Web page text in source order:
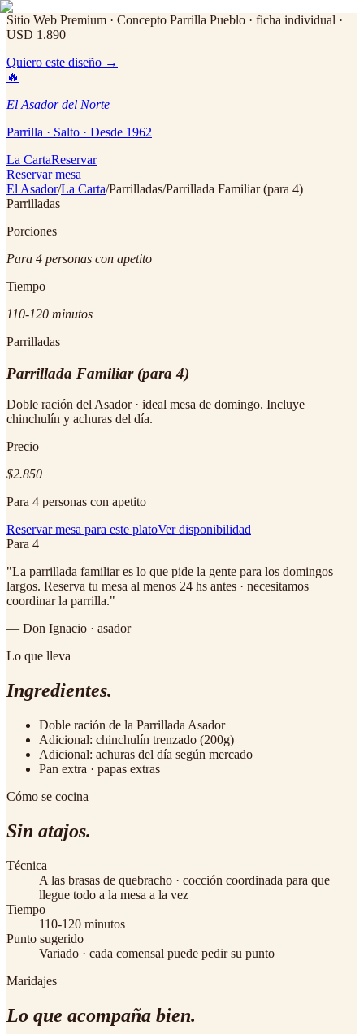
Sitio Web Premium · Concepto Parrilla Pueblo · ficha individual ·
USD 1.890
Quiero este diseño →
🔥
El Asador del Norte
Parrilla · Salto · Desde 1962
La CartaReservar
Reservar mesa
El Asador/La Carta/Parrilladas/Parrillada Familiar (para 4)
Parrilladas
Porciones
Para 4 personas con apetito
Tiempo
110-120 minutos
Parrilladas
Parrillada Familiar (para 4)
Doble ración del Asador · ideal mesa de domingo. Incluye
chinchulín y achuras del día.
Precio
$2.850
Para 4 personas con apetito
Reservar mesa para este platoVer disponibilidad
Para 4
"La parrillada familiar es lo que pide la gente para los domingos
largos. Reserva tu mesa al menos 24 hs antes · necesitamos
coordinar la parrilla."
— Don Ignacio · asador
Lo que lleva
Ingredientes.
Doble ración de la Parrillada Asador
Adicional: chinchulín trenzado (200g)
Adicional: achuras del día según mercado
Pan extra · papas extras
Cómo se cocina
Sin atajos.
Técnica
A las brasas de quebracho · cocción coordinada para que
llegue todo a la mesa a la vez
Tiempo
110-120 minutos
Punto sugerido
Variado · cada comensal puede pedir su punto
Maridajes
Lo que acompaña bien.